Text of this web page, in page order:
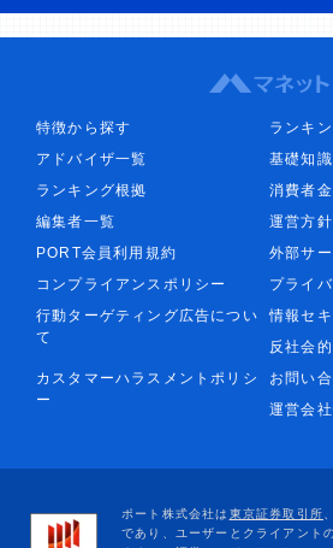
特徴から探す
ランキ
アドバイザ一覧
基礎知識
ランキング根拠
消費者
編集者一覧
運営方
PORT会員利用規約
外部サ
コンプライアンスポリシー
プライ
行動ターゲティング広告につい
て
情報セ
反社会
カスタマーハラスメントポリシ
ー
お問い
運営会